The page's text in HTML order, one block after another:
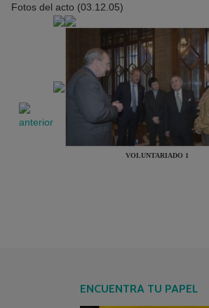
Fotos del acto (03.12.05)
VOLUNTARIADO 1
ENCUENTRA TU PAPEL